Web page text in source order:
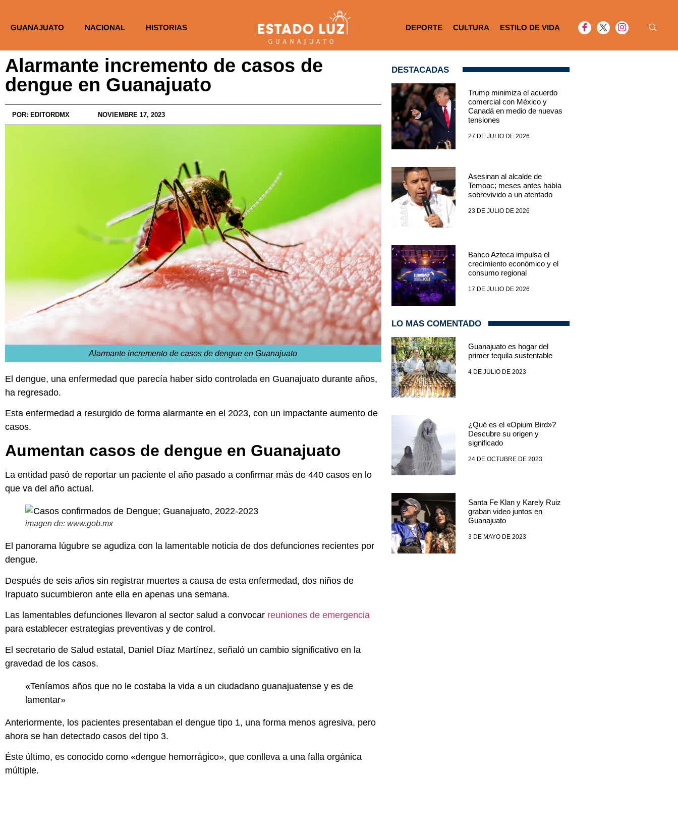
GUANAJUATO NACIONAL HISTORIAS DEPORTE CULTURA ESTILO DE VIDA
Alarmante incremento de casos de
dengue en Guanajuato
POR: EDITORDMX NOVIEMBRE 17, 2023
Alarmante incremento de casos de dengue en Guanajuato
El dengue, una enfermedad que parecía haber sido controlada en Guanajuato durante años,
ha regresado.
Esta enfermedad a resurgido de forma alarmante en el 2023, con un impactante aumento de
casos.
Aumentan casos de dengue en Guanajuato
La entidad pasó de reportar un paciente el año pasado a confirmar más de 440 casos en lo
que va del año actual.
imagen de: www.gob.mx
El panorama lúgubre se agudiza con la lamentable noticia de dos defunciones recientes por
dengue.
Después de seis años sin registrar muertes a causa de esta enfermedad, dos niños de
Irapuato sucumbieron ante ella en apenas una semana.
Las lamentables defunciones llevaron al sector salud a convocar reuniones de emergencia
para establecer estrategias preventivas y de control.
El secretario de Salud estatal, Daniel Díaz Martínez, señaló un cambio significativo en la
gravedad de los casos.
«Teníamos años que no le costaba la vida a un ciudadano guanajuatense y es de
lamentar»
Anteriormente, los pacientes presentaban el dengue tipo 1, una forma menos agresiva, pero
ahora se han detectado casos del tipo 3.
Éste último, es conocido como «dengue hemorrágico», que conlleva a una falla orgánica
múltiple.
DESTACADAS
Trump minimiza el acuerdo
comercial con México y
Canadá en medio de nuevas
tensiones
27 DE JULIO DE 2026
Asesinan al alcalde de
Temoac; meses antes había
sobrevivido a un atentado
23 DE JULIO DE 2026
Banco Azteca impulsa el
crecimiento económico y el
consumo regional
17 DE JULIO DE 2026
LO MAS COMENTADO
Guanajuato es hogar del
primer tequila sustentable
4 DE JULIO DE 2023
¿Qué es el «Opium Bird»?
Descubre su origen y
significado
24 DE OCTUBRE DE 2023
Santa Fe Klan y Karely Ruiz
graban video juntos en
Guanajuato
3 DE MAYO DE 2023